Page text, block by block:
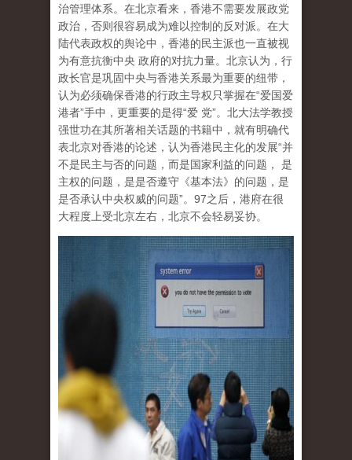
治管理体系。在北京看来，香港不需要发展政党
政治，否则很容易成为难以控制的反对派。在大
陆代表政权的舆论中，香港的民主派也一直被视
为有意抗衡中央 政府的对抗力量。北京认为，行
政长官是巩固中央与香港关系最为重要的纽带，
认为必须确保香港的行政主导权只掌握在“爱国爱
港者”手中，更重要的是得“爱 党”。北大法学教授
强世功在其所著相关话题的书籍中，就有明确代
表北京对香港的论述，认为香港民主化的发展“并
不是民主与否的问题，而是国家利益的问题， 是
主权的问题，是是否遵守《基本法》的问题，是
是否承认中央权威的问题”。97之后，港府在很
大程度上受北京左右，北京不会轻易妥协。